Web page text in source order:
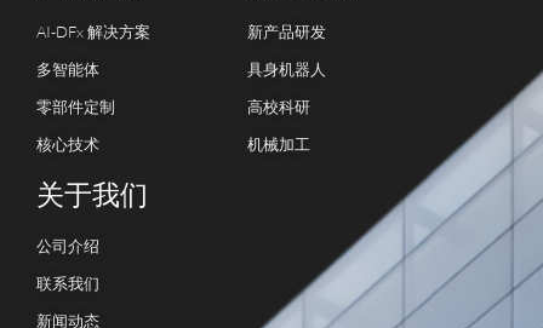
AI-DFx 解决方案
多智能体
零部件定制
核心技术
新产品研发
具身机器人
高校科研
机械加工
关于我们
公司介绍
联系我们
新闻动态